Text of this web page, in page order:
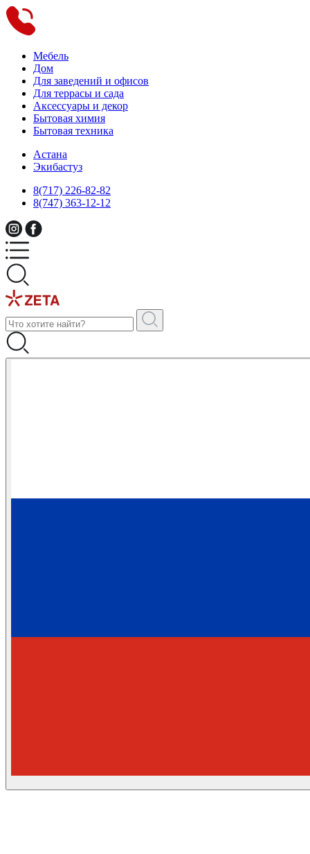
Мебель
Дом
Для заведений и офисов
Для террасы и сада
Аксессуары и декор
Бытовая химия
Бытовая техника
Астана
Экибастуз
8(717) 226-82-82
8(747) 363-12-12